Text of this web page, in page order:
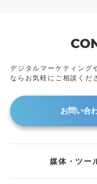
デジタルマーケティング
ならお気軽にご相談くだ
お問い合
媒体・ツー